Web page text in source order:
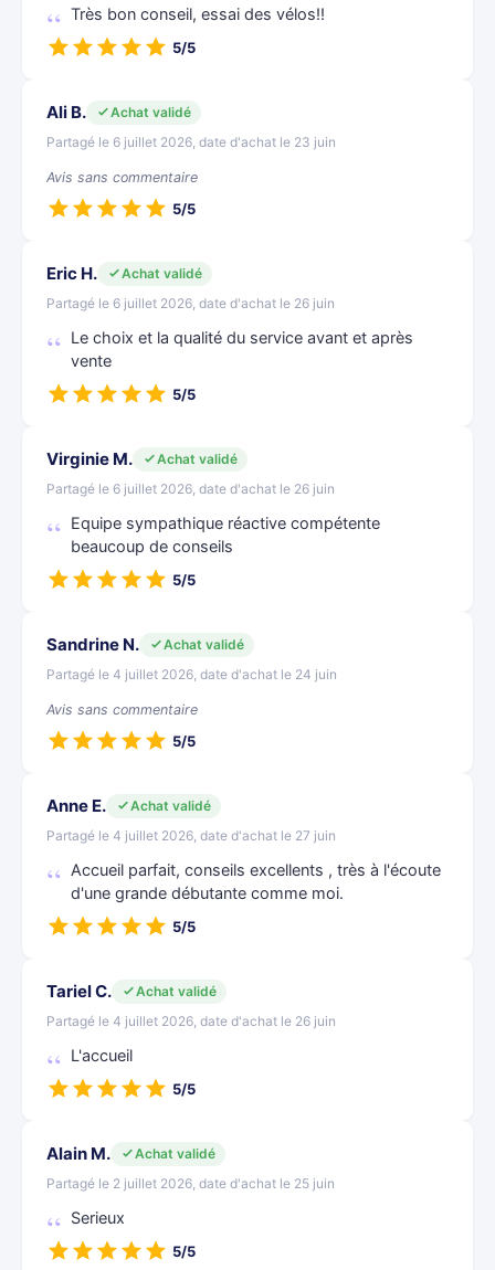
Très bon conseil, essai des vélos!!
5/5
Ali B.
Achat validé
Partagé le 6 juillet 2026, date d'achat le 23 juin
Avis sans commentaire
5/5
Eric H.
Achat validé
Partagé le 6 juillet 2026, date d'achat le 26 juin
Le choix et la qualité du service avant et après
vente
5/5
Virginie M.
Achat validé
Partagé le 6 juillet 2026, date d'achat le 26 juin
Equipe sympathique réactive compétente
beaucoup de conseils
5/5
Sandrine N.
Achat validé
Partagé le 4 juillet 2026, date d'achat le 24 juin
Avis sans commentaire
5/5
Anne E.
Achat validé
Partagé le 4 juillet 2026, date d'achat le 27 juin
Accueil parfait, conseils excellents , très à l'écoute
d'une grande débutante comme moi.
5/5
Tariel C.
Achat validé
Partagé le 4 juillet 2026, date d'achat le 26 juin
L'accueil
5/5
Alain M.
Achat validé
Partagé le 2 juillet 2026, date d'achat le 25 juin
Serieux
5/5